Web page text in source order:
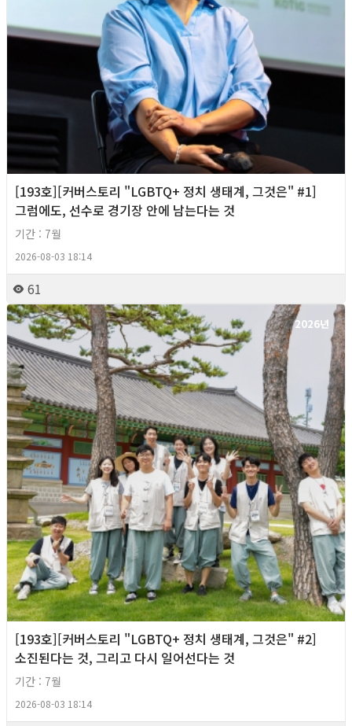
[193호][커버스토리 "LGBTQ+ 정치 생태계, 그것은" #1]
그럼에도, 선수로 경기장 안에 남는다는 것
기간 : 7월
2026-08-03 18:14
61
2026년
[193호][커버스토리 "LGBTQ+ 정치 생태계, 그것은" #2]
소진된다는 것, 그리고 다시 일어선다는 것
기간 : 7월
2026-08-03 18:14